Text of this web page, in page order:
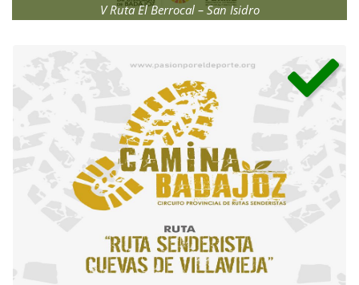
V Ruta El Berrocal – San Isidro